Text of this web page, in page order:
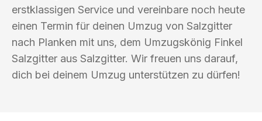
erstklassigen Service und vereinbare noch heute
einen Termin für deinen Umzug von Salzgitter
nach Planken mit uns, dem Umzugskönig Finkel
Salzgitter aus Salzgitter. Wir freuen uns darauf,
dich bei deinem Umzug unterstützen zu dürfen!